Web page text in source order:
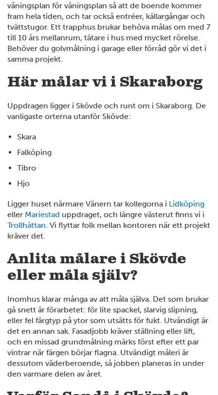
våningsplan för våningsplan så att de boende kommer
fram hela tiden, och tar också entréer, källargångar och
tvättstugor. Ett trapphus brukar behöva målas om med 7
till 10 års mellanrum, tätare i hus med mycket rörelse.
Behöver du golvmålning i garage eller förråd gör vi det i
samma projekt.
Här målar vi i Skaraborg
Uppdragen ligger i Skövde och runt om i Skaraborg. De
vanligaste orterna utanför Skövde:
Skara
Falköping
Tibro
Hjo
Ligger huset närmare Vänern tar kollegorna i Lidköping
eller Mariestad uppdraget, och längre västerut finns vi i
Trollhättan . Vi flyttar folk mellan kontoren när ett projekt
kräver det.
Anlita målare i Skövde
eller måla själv?
Inomhus klarar många av att måla själva. Det som brukar
gå snett är förarbetet: för lite spackel, slarvig slipning,
eller fel färgtyp på ytor som utsätts för fukt. Utvändigt är
det en annan sak. Fasadjobb kräver ställning eller lift,
och en missad grundmålning märks först efter ett par
vintrar när färgen börjar flagna. Utvändigt måleri är
dessutom väderberoende, så jobben planeras in under
den varmare delen av året.